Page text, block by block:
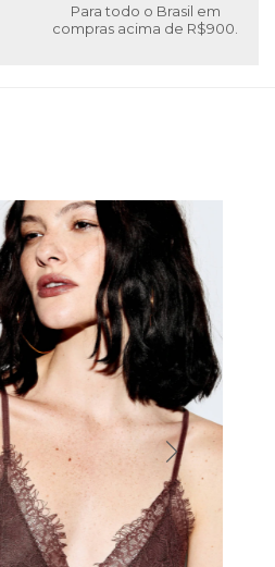
Para todo o Brasil em
compras acima de R$900.